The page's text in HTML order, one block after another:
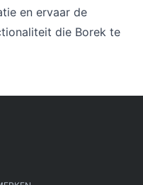
en ervaar de
die Borek te